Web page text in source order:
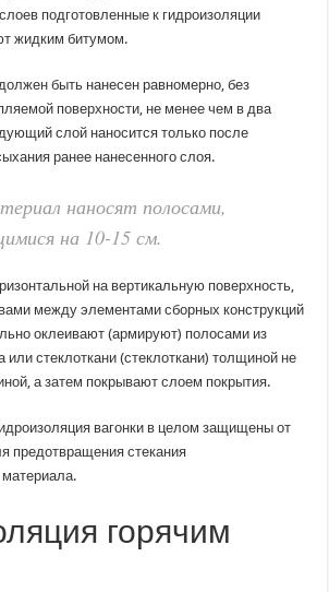
подготовленные к гидроизоляции
жидким битумом.
быть нанесен равномерно, без
поверхности, не менее чем в два
слой наносится только после
ранее нанесенного слоя.
наносят полосами,
на 10-15 см.
на вертикальную поверхность,
между элементами сборных конструкций
оклеивают (армируют) полосами из
или стеклоткани (стеклоткани) толщиной не
а затем покрывают слоем покрытия.
вагонки в целом защищены от
предотвращения стекания
материала.
горячим